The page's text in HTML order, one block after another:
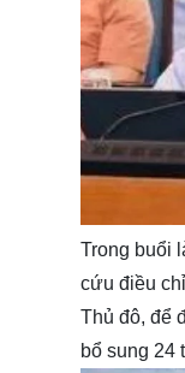
Trong buổi
cứu điều
Thủ đô, để
bổ sung 24